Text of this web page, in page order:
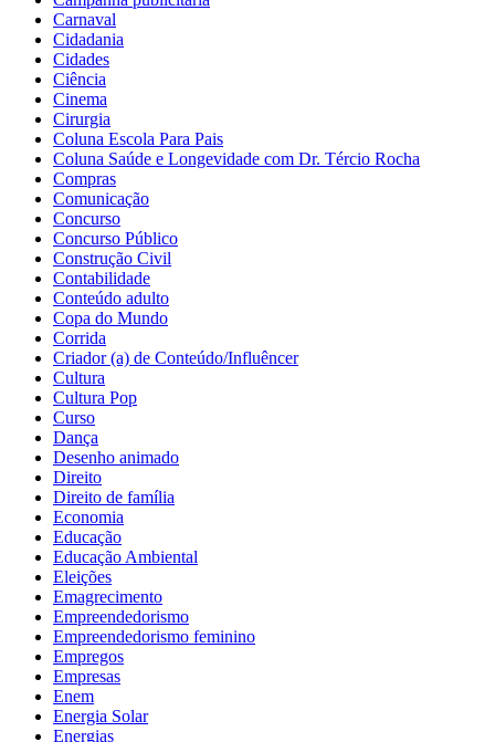
Carnaval
Cidadania
Cidades
Ciência
Cinema
Cirurgia
Coluna Escola Para Pais
Coluna Saúde e Longevidade com Dr. Tércio Rocha
Compras
Comunicação
Concurso
Concurso Público
Construção Civil
Contabilidade
Conteúdo adulto
Copa do Mundo
Corrida
Criador (a) de Conteúdo/Influêncer
Cultura
Cultura Pop
Curso
Dança
Desenho animado
Direito
Direito de família
Economia
Educação
Educação Ambiental
Eleições
Emagrecimento
Empreendedorismo
Empreendedorismo feminino
Empregos
Empresas
Enem
Energia Solar
Energias